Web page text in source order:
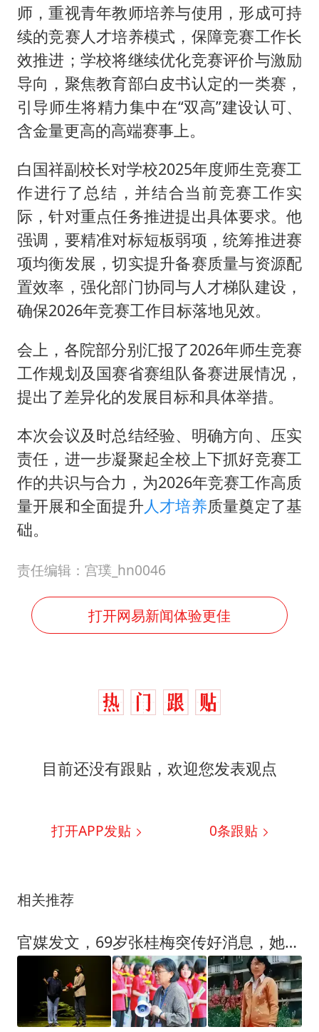
师，重视青年教师培养与使用，形成可持
续的竞赛人才培养模式，保障竞赛工作长
效推进；学校将继续优化竞赛评价与激励
导向，聚焦教育部白皮书认定的一类赛，
引导师生将精力集中在“双高”建设认可、
含金量更高的高端赛事上。
白国祥副校长对学校2025年度师生竞赛工
作进行了总结，并结合当前竞赛工作实
际，针对重点任务推进提出具体要求。他
强调，要精准对标短板弱项，统筹推进赛
项均衡发展，切实提升备赛质量与资源配
置效率，强化部门协同与人才梯队建设，
确保2026年竞赛工作目标落地见效。
会上，各院部分别汇报了2026年师生竞赛
工作规划及国赛省赛组队备赛进展情况，
提出了差异化的发展目标和具体举措。
本次会议及时总结经验、明确方向、压实
责任，进一步凝聚起全校上下抓好竞赛工
作的共识与合力，为2026年竞赛工作高质
量开展和全面提升人才培养质量奠定了基
础。
责任编辑：宫璞_hn0046
打开网易新闻体验更佳
目前还没有跟贴，欢迎您发表观点
打开APP发贴 0条跟贴
相关推荐
官媒发文，69岁张桂梅突传好消息，她再次让整个教育界刮目相看